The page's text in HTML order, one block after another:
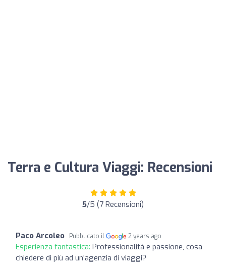
Terra e Cultura Viaggi: Recensioni
5/5 (7 Recensioni)
Paco Arcoleo Pubblicato il 2 years ago
Esperienza fantastica: Professionalità e passione, cosa
chiedere di più ad un'agenzia di viaggi?